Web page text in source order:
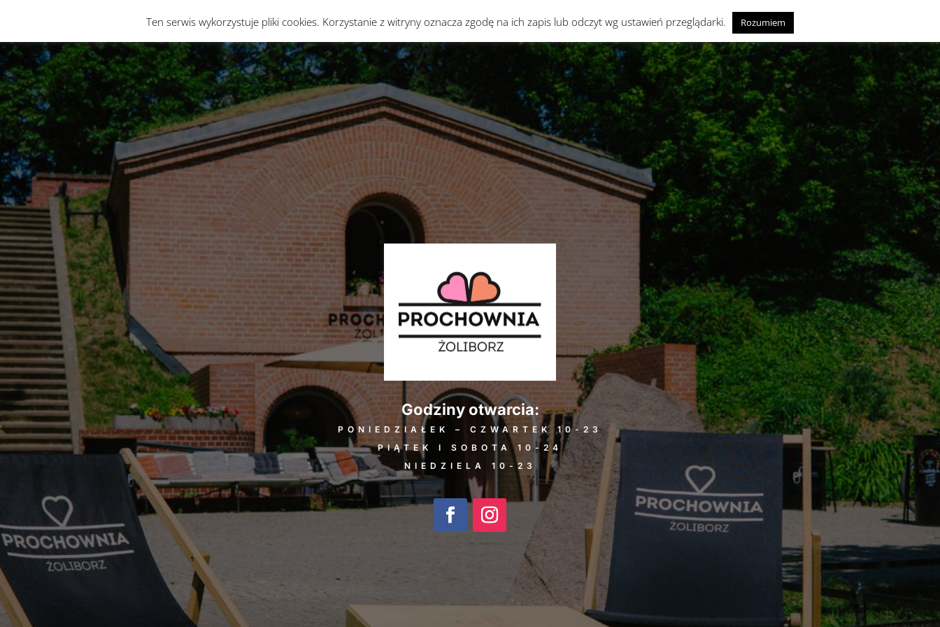
Godziny otwarcia:
PONIEDZIAŁEK – CZWARTEK 10-23
PIĄTEK I SOBOTA 10-24
NIEDZIELA 10-23
Ten serwis wykorzystuje pliki cookies. Korzystanie z witryny oznacza zgodę na ich zapis lub odczyt wg ustawień przeglądarki. Rozumiem